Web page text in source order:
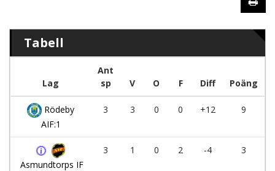
Tabell
Lag
Ant
sp
V O F Diff Poäng
Rödeby
AIF:1
3 3 0 0 +12 9
Asmundtorps IF
3 1 0 2 -4 3